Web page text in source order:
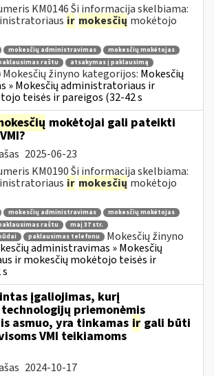
KM0146 Ši informacija skelbiama:
ir mokesčių mokėtojo
mokesčių administravimas
mokesčių mokėtojas
raštu
atsakymas į paklausimą
Mokesčių žinyno kategorijos: Mokesčių
» Mokesčių administratoriaus ir
teisės ir pareigos (32-42 s
mokėtojai gali pateikti
2025-06-23
KM0190 Ši informacija skelbiama:
ir mokesčių mokėtojo
mokesčių administravimas
mokesčių mokėtojas
raštu
maį 37 str.
paklausimas telefonu
Mokesčių žinyno
administravimas » Mokesčių
ir mokesčių mokėtojo teisės ir
įgaliojimas, kurį
priemonėmis
asmuo, yra tinkamas ir gali būti
VMI teikiamoms
2024-10-17